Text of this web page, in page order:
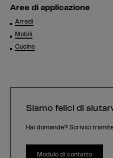
Aree di applicazione
Arredi
Mobili
Cucine
Siamo felici di
Hai domande? Scrivici
Modulo di contatto